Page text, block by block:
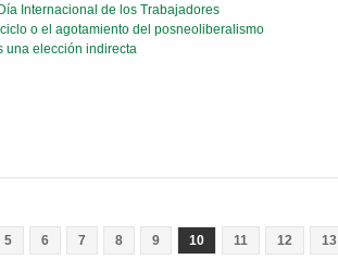
Internacional de los Trabajadores
o el agotamiento del posneoliberalismo
una elección indirecta
5 6 7 8 9 10 11 12 13